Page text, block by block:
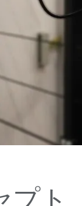
プト